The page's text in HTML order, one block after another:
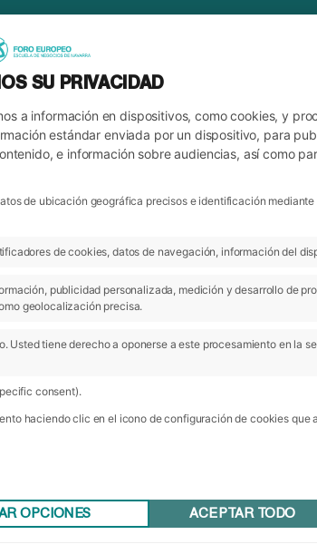
ARCHIVO
SU PRIVACIDAD
a información en dispositivos, como cookies, y
estándar enviada por un dispositivo, para
e información sobre audiencias, así como
de ubicación geográfica precisos e identificación
de cookies, datos de navegación, información del
publicidad personalizada, medición y desarrollo de
geolocalización precisa.
Usted tiene derecho a oponerse a este procesamiento en la
consent).
haciendo clic en el icono de configuración de cookies que
OPCIONES ACEPTAR TODO